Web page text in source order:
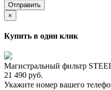
Отправить
×
Купить в один клик
Магистральный фильтр
21 490 руб.
Укажите номер вашего